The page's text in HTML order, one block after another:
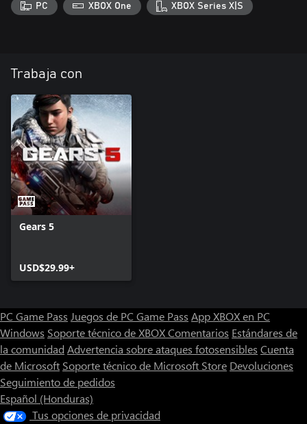
PC XBOX One XBOX Series X|S
Trabaja con
Gears 5
USD$29.99+
PC Game Pass Juegos de PC Game Pass App XBOX en PC
Windows Soporte técnico de XBOXComentarios Estándares de
la comunidad Advertencia sobre ataques fotosensibles Cuenta
de Microsoft Soporte técnico de Microsoft Store Devoluciones
Seguimiento de pedidos
Español (Honduras)
Tus opciones de privacidad